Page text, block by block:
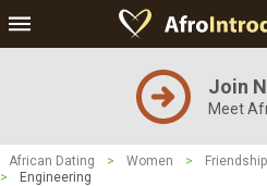
Join
Meet
African Dating > Women > Friendship
>
Engineering